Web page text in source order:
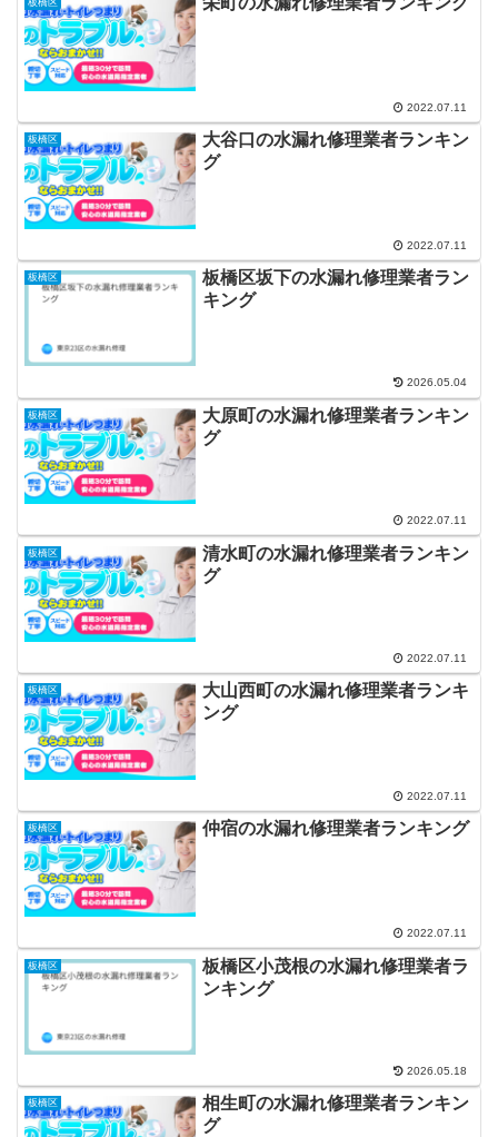
2022.07.11
板橋区
大谷口の水漏れ修理業者ランキン
グ
2022.07.11
板橋区
板橋区坂下の水漏れ修理業者ラン
キング
2026.05.04
板橋区
大原町の水漏れ修理業者ランキン
グ
2022.07.11
板橋区
清水町の水漏れ修理業者ランキン
グ
2022.07.11
板橋区
大山西町の水漏れ修理業者ランキ
ング
2022.07.11
板橋区 仲宿の水漏れ修理業者ランキング
2022.07.11
板橋区
板橋区小茂根の水漏れ修理業者ラ
ンキング
2026.05.18
板橋区
相生町の水漏れ修理業者ランキン
グ